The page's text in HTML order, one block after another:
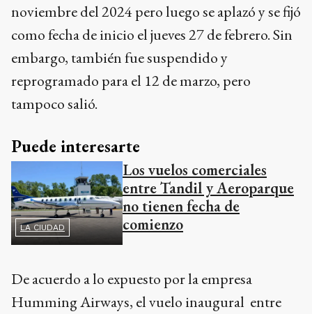
noviembre del 2024 pero luego se aplazó y se fijó
como fecha de inicio el jueves 27 de febrero. Sin
embargo, también fue suspendido y
reprogramado para el 12 de marzo, pero
tampoco salió.
Puede interesarte
LA CIUDAD
Los vuelos comerciales
entre Tandil y Aeroparque
no tienen fecha de
comienzo
De acuerdo a lo expuesto por la empresa
Humming Airways, el vuelo inaugural entre